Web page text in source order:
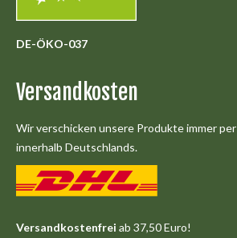
DE-ÖKO-037
Versandkosten
Wir verschicken unsere Produkte immer per
innerhalb Deutschlands.
Versandkostenfrei ab 37,50 Euro!